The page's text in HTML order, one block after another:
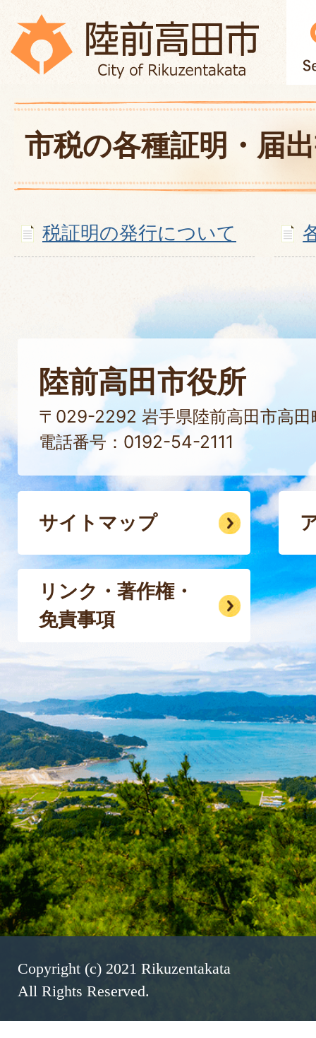
市税の各種証明・届
税証明の発行について
陸前高田市役所
〒029-2292 岩手県陸前高田市高田
電話番号：0192-54-2111
サイトマップ
リンク・著作権・
免責事項
Copyright (c) 2021 Rikuzentakata
All Rights Reserved.